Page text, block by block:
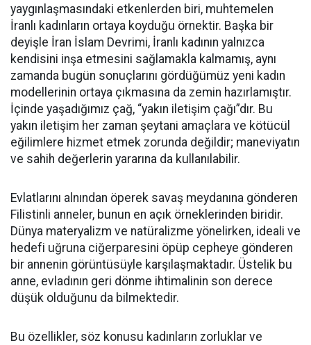
yaygınlaşmasındaki etkenlerden biri, muhtemelen
İranlı kadınların ortaya koyduğu örnektir. Başka bir
deyişle İran İslam Devrimi, İranlı kadının yalnızca
kendisini inşa etmesini sağlamakla kalmamış, aynı
zamanda bugün sonuçlarını gördüğümüz yeni kadın
modellerinin ortaya çıkmasına da zemin hazırlamıştır.
İçinde yaşadığımız çağ, “yakın iletişim çağı”dır. Bu
yakın iletişim her zaman şeytani amaçlara ve kötücül
eğilimlere hizmet etmek zorunda değildir; maneviyatın
ve sahih değerlerin yararına da kullanılabilir.
Evlatlarını alnından öperek savaş meydanına gönderen
Filistinli anneler, bunun en açık örneklerinden biridir.
Dünya materyalizm ve natüralizme yönelirken, ideali ve
hedefi uğruna ciğerparesini öpüp cepheye gönderen
bir annenin görüntüsüyle karşılaşmaktadır. Üstelik bu
anne, evladının geri dönme ihtimalinin son derece
düşük olduğunu da bilmektedir.
Bu özellikler, söz konusu kadınların zorluklar ve